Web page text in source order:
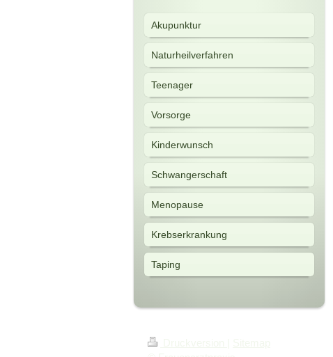
Akupunktur
Naturheilverfahren
Teenager
Vorsorge
Kinderwunsch
Schwangerschaft
Menopause
Krebserkrankung
Taping